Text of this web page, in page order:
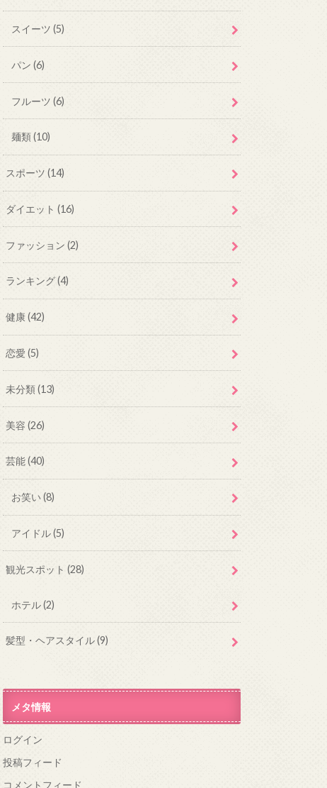
スイーツ (5)
パン (6)
フルーツ (6)
麺類(10)
スポーツ(14)
ダイエット(16)
ファッション(2)
ランキング(4)
健康(42)
恋愛(5)
未分類(13)
美容(26)
芸能(40)
お笑い (8)
アイドル(5)
観光スポット(28)
ホテル(2)
髪型・ヘアスタイル(9)
メタ情報
ログイン
投稿フィード
コメントフィード